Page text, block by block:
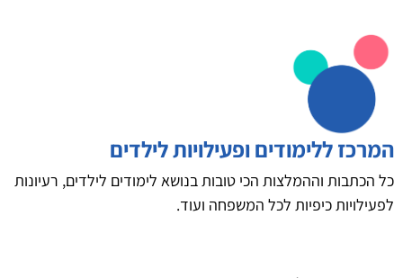
המרכז ללימודים ופעילויות לילדים
כל הכתבות וההמלצות הכי טובות בנושא לימודים לילדים, רעיונות
לפעילויות כיפיות לכל המשפחה ועוד.